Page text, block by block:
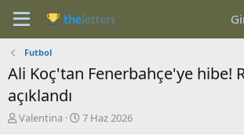
Futbol
Ali Koç'tan Fenerbahçe'ye hibe!
açıklandı
K
Valentina
B
7 Haz 2026